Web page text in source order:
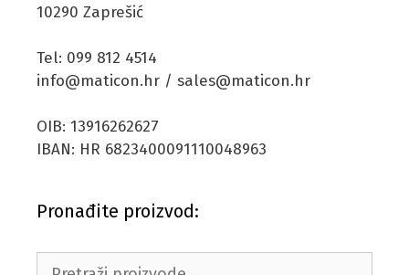
10290 Zaprešić
Tel: 099 812 4514
info@maticon.hr / sales@maticon.hr
OIB: 13916262627
IBAN: HR 6823400091110048963
Pronađite proizvod: